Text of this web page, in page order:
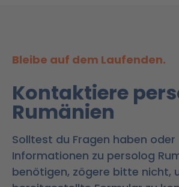
Bleibe auf dem Laufenden.
Kontaktiere
Rumänien
Solltest du Fragen haben oder
Informationen zu persolog
benötigen, zögere bitte nicht,